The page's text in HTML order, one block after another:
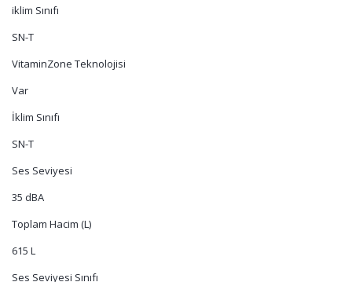
iklim Sınıfı
SN-T
VitaminZone Teknolojisi
Var
İklim Sınıfı
SN-T
Ses Seviyesi
35 dBA
Toplam Hacim (L)
615 L
Ses Seviyesi Sınıfı